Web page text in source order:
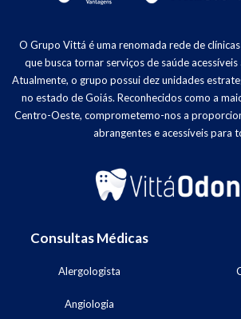
O Grupo Vittá é uma renomada rede de
que busca tornar serviços de saúde
Atualmente, o grupo possui dez unidades
no estado de Goiás. Reconhecidos como a
Centro-Oeste, comprometemo-nos a
abrangentes e acessíveis para
Consultas Médicas
Alergologista
Angiologia